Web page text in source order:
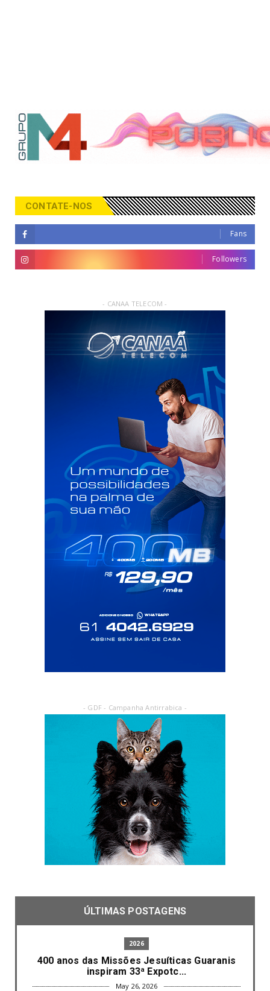
CONTATE-NOS
Fans
Followers
- CANAA TELECOM -
- GDF - Campanha Antirrabica -
ÚLTIMAS POSTAGENS
2026
400 anos das Missões Jesuíticas Guaranis
inspiram 33ª Expotc...
May 26, 2026